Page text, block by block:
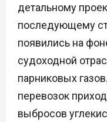
детальному
последующему
появились на
судоходной
парниковых
перевозок
выбросов